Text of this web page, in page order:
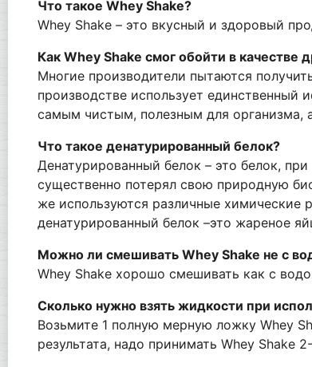
Что такое Whey Shake?
Whey Shake – это вкусный и здоровый
Как Whey Shake смог обойти в качестве
Многие производители пытаются
производстве использует единственный
самым чистым, полезным для организма,
Что такое денатурированный белок?
Денатурированный белок – это белок,
существенно потерял свою природную
же используются различные химические
денатурированный белок –это жареное
Можно ли смешивать Whey Shake не с
Whey Shake хорошо смешивать как с
Сколько нужно взять жидкости при
Возьмите 1 полную мерную ложку Whey
результата, надо принимать Whey Shake